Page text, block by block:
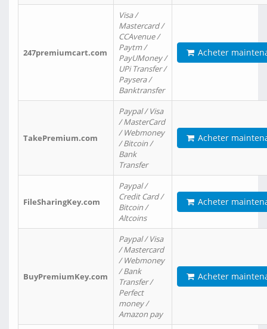
247premiumcart.com
Visa /
Mastercard /
CCAvenue /
Paytm /
PayUMoney /
UPi Transfer /
Paysera /
Banktransfer
Acheter
TakePremium.com
Paypal / Visa
/ MasterCard
/ Webmoney
/ Bitcoin /
Bank
Transfer
Acheter
FileSharingKey.com
Paypal /
Credit Card /
Bitcoin /
Altcoins
Acheter
BuyPremiumKey.com
Paypal / Visa
/ Mastercard
/ Webmoney
/ Bank
Transfer /
Perfect
money /
Amazon pay
Acheter